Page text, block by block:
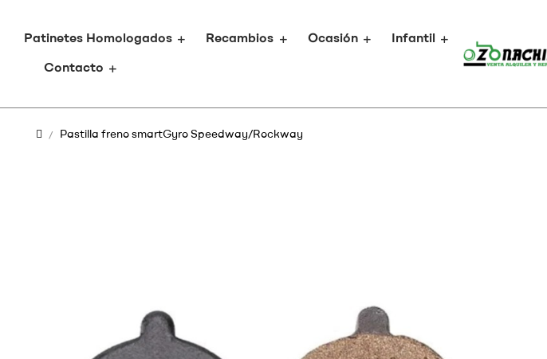
Patinetes Homologados Recambios Ocasión Infantil
Contacto
Pastilla freno smartGyro Speedway/Rockway